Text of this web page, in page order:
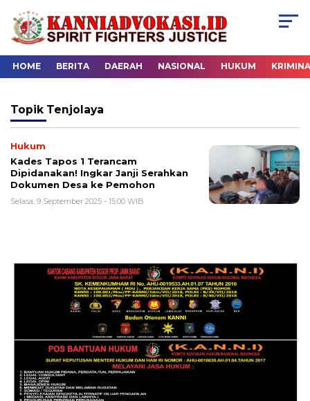
HOME BERITA DAERAH NASIONAL HUKUM
Topik Tenjolaya
Hukum
Kades Tapos 1 Terancam
Dipidanakan! Ingkar Janji Serahkan
Dokumen Desa ke Pemohon
Selasa, 9 September 2025 - 15:00 WIB